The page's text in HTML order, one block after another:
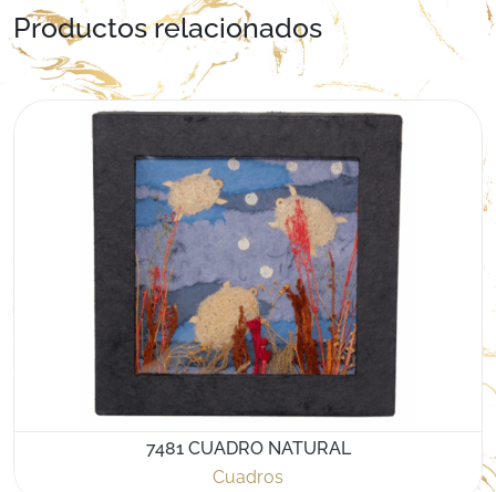
Productos relacionados
7481 CUADRO NATURAL
Cuadros